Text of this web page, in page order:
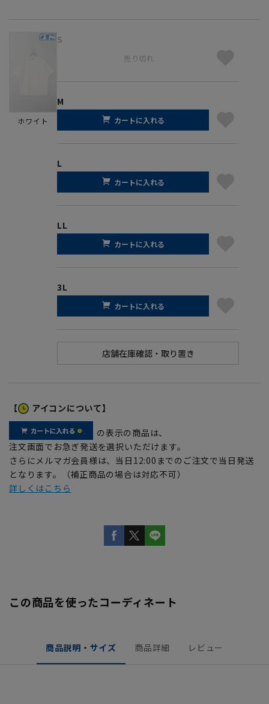
ホワイト
S
売り切れ
M
カートに入れる
L
カートに入れる
LL
カートに入れる
3L
カートに入れる
【 アイコンについて】
の表示の商品は、
注文画面でお急ぎ発送を選択いただけます。
さらにメルマガ会員様は、当日12:00までのご注文で当日発送
となります。（補正商品の場合は対応不可）
詳しくはこちら
この商品を使ったコーディネート
商品説明・サイズ 商品詳細 レビュー